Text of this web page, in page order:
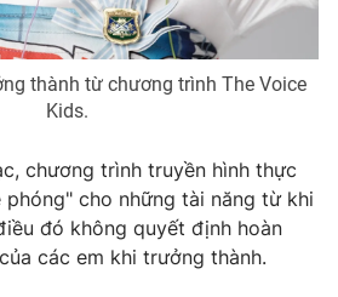
thành từ chương trình The Voice
Kids.
chương trình truyền hình thực
cho những tài năng từ khi
đó không quyết định hoàn
các em khi trưởng thành.